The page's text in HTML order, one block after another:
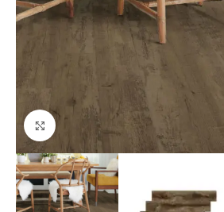
Click to enlarge